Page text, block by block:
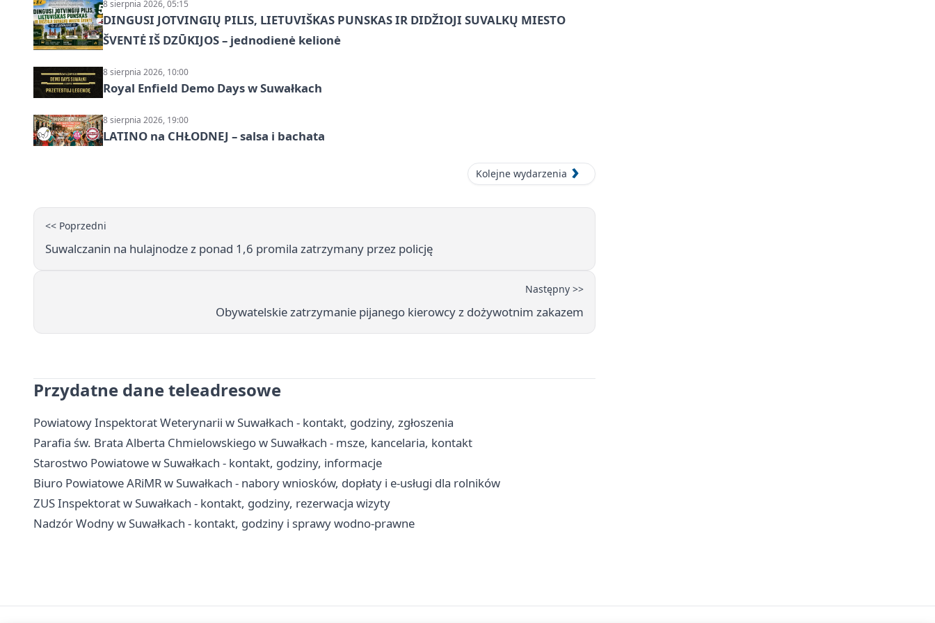
8 sierpnia 2026, 05:15
DINGUSI JOTVINGIŲ PILIS, LIETUVIŠKAS PUNSKAS IR DIDŽIOJI SUVALKŲ MIESTO
ŠVENTĖ IŠ DZŪKIJOS – jednodienė kelionė
8 sierpnia 2026, 10:00
Royal Enfield Demo Days w Suwałkach
8 sierpnia 2026, 19:00
LATINO na CHŁODNEJ – salsa i bachata
Kolejne wydarzenia
<< Poprzedni
Suwalczanin na hulajnodze z ponad 1,6 promila zatrzymany przez policję
Następny >>
Obywatelskie zatrzymanie pijanego kierowcy z dożywotnim zakazem
Przydatne dane teleadresowe
Powiatowy Inspektorat Weterynarii w Suwałkach - kontakt, godziny, zgłoszenia
Parafia św. Brata Alberta Chmielowskiego w Suwałkach - msze, kancelaria, kontakt
Starostwo Powiatowe w Suwałkach - kontakt, godziny, informacje
Biuro Powiatowe ARiMR w Suwałkach - nabory wniosków, dopłaty i e-usługi dla rolników
ZUS Inspektorat w Suwałkach - kontakt, godziny, rezerwacja wizyty
Nadzór Wodny w Suwałkach - kontakt, godziny i sprawy wodno-prawne